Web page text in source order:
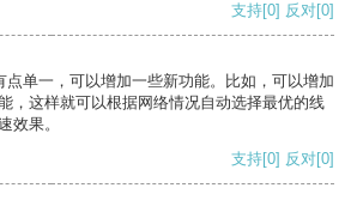
支持[0] 反对[0]
点单一，可以增加一些新功能。比如，可以增加
，这样就可以根据网络情况自动选择最优的线
效果。
支持[0] 反对[0]